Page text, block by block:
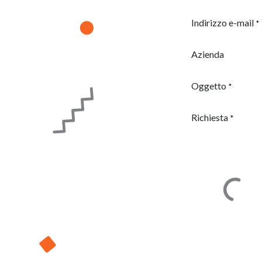
Indirizzo e-mail *
Azienda
Oggetto *
Richiesta *